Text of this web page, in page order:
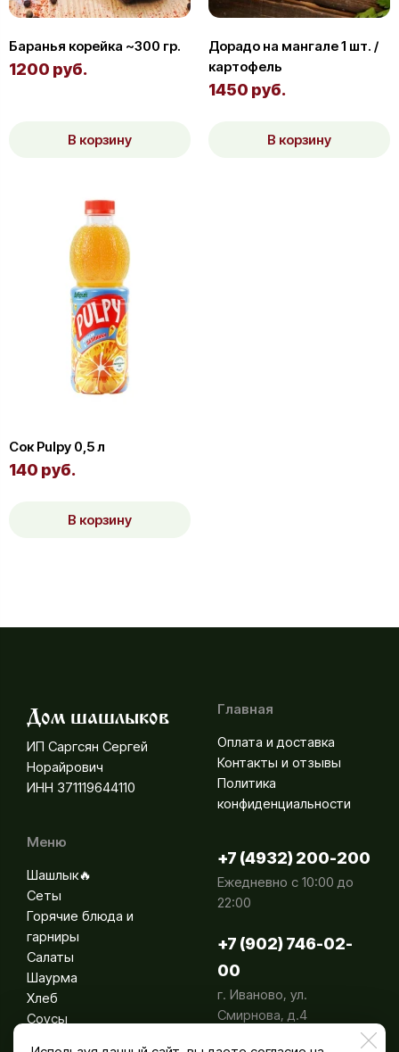
Баранья корейка ~300 гр.
1200 руб.
В корзину
Дорадо на мангале 1 шт. /
картофель
1450 руб.
В корзину
Сок Pulpy 0,5 л
140 руб.
В корзину
Дом шашлыков
ИП Саргсян Сергей
Норайрович
ИНН 371119644110
Главная
Оплата и доставка
Контакты и отзывы
Политика
конфиденциальности
Меню
Шашлык🔥
Сеты
Горячие блюда и
гарниры
Салаты
Шаурма
Хлеб
Соусы
+7 (4932) 200-200
Ежедневно с 10:00 до
22:00
+7 (902) 746-02-
00
г. Иваново, ул.
Смирнова, д.4